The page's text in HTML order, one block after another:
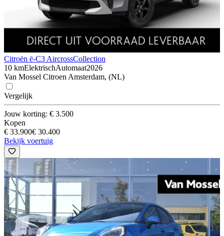
Citroën ë-C3 AircrossCollection
10 kmElektrischAutomaat2026
Van Mossel Citroen Amsterdam, (NL)
Vergelijk
Jouw korting: € 3.500
Kopen
€ 33.900€ 30.400
Bekijk voertuig